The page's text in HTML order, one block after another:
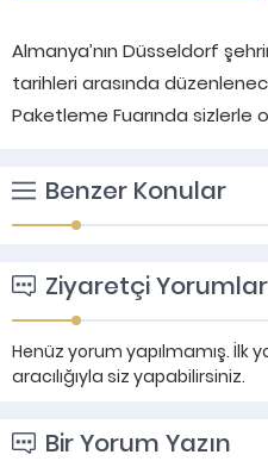
Almanya’nın Düsseldorf
tarihleri arasında
Paketleme Fuarında sizlerle
Benzer Konular
Ziyaretçi
Henüz yorum yapılmamış. İlk
aracılığıyla siz yapabilirsiniz.
Bir Yorum Yazın